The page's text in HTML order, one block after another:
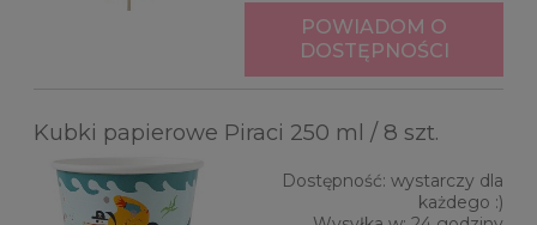
POWIADOM O
DOSTĘPNOŚCI
Kubki papierowe Piraci 250 ml / 8 szt.
Dostępność: wystarczy dla
każdego :)